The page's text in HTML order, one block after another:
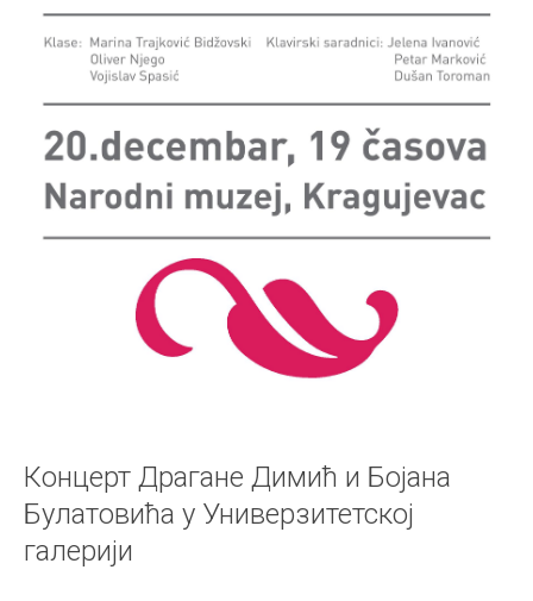
Концерт Драгане Димић и Бојана
Булатовића у Универзитетској
галерији